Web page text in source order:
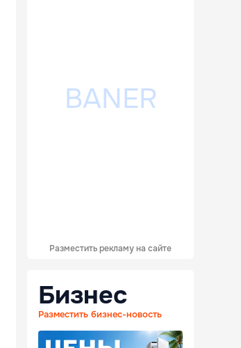
Разместить рекламу на сайте
Бизнес
Разместить бизнес-новость